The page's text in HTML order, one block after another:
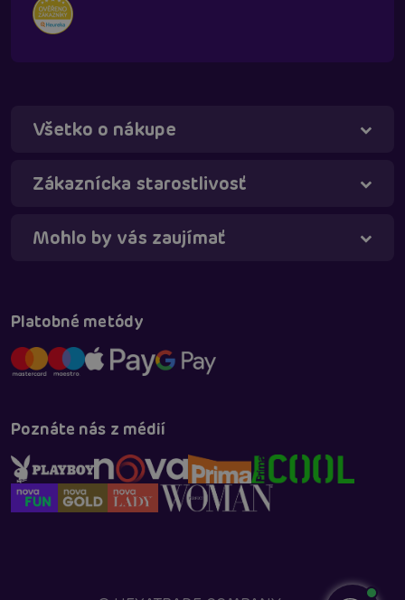
Všetko o nákupe
Zákaznícka starostlivosť
Mohlo by vás zaujímať
Platobné metódy
Poznáte nás z médií
Táňa - virtuálna asistentka